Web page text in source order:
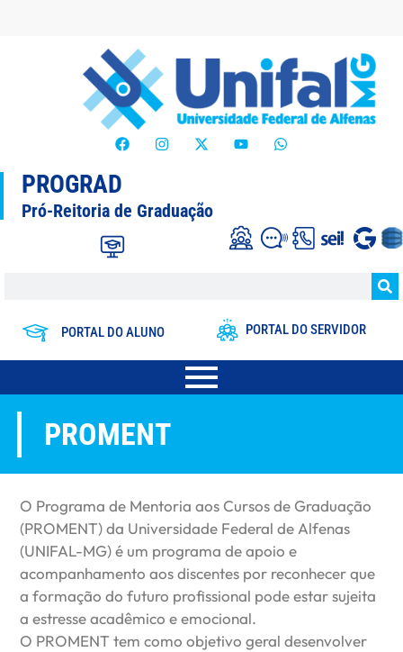
PROGRAD
Pró-Reitoria de Graduação
PORTAL DO ALUNO PORTAL DO SERVIDOR
PROMENT
O Programa de Mentoria aos Cursos de Graduação
(PROMENT) da Universidade Federal de Alfenas
(UNIFAL-MG) é um programa de apoio e
acompanhamento aos discentes por reconhecer que
a formação do futuro profissional pode estar sujeita
a estresse acadêmico e emocional.
O PROMENT tem como objetivo geral desenvolver